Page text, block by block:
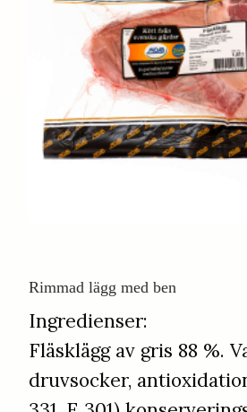
Rimmad lägg med ben
​​​​​​​Ingredienser:
Fläsklägg av gris 88 %.
druvsocker,